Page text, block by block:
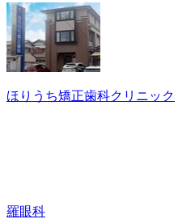
ほりうち矯正歯科クリニック
羅眼科